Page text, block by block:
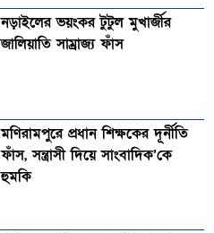
নড়াইলের ভয়ংকর টুটুল মুখার্জীর
জালিয়াতি সাম্রাজ্য ফাঁস
মণিরামপুরে প্রধান শিক্ষকের দূর্নীতি
ফাঁস, সন্ত্রাসী দিয়ে সাংবাদিক’কে
হুমকি